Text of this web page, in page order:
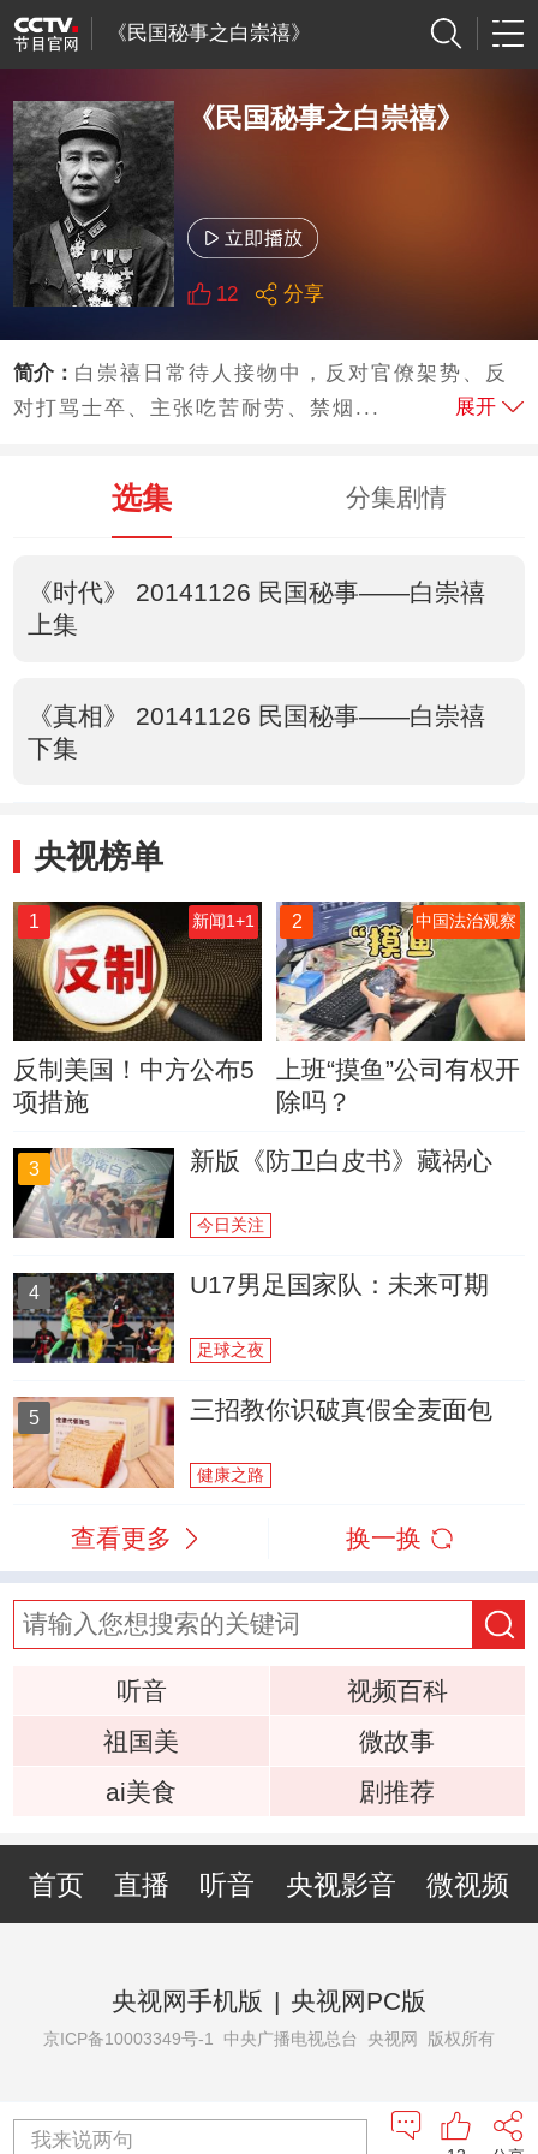
《民国秘事之白崇禧》
《民国秘事之白崇禧》
12 分享
简介： 白崇禧日常待人接物中，反对官僚架势、反
对打骂士卒、主张吃苦耐劳、禁烟...
展开
选集 分集剧情
《时代》 20141126 民国秘事——白崇禧
上集
《真相》 20141126 民国秘事——白崇禧
下集
央视榜单
1 新闻1+1
反制美国！中方公布5
项措施
2 中国法治观察
上班“摸鱼”公司有权开
除吗？
3 新版《防卫白皮书》藏祸心
今日关注
4 U17男足国家队：未来可期
足球之夜
5 三招教你识破真假全麦面包
健康之路
查看更多 换一换
听音
视频百科
祖国美
微故事
ai美食
剧推荐
首页 直播 听音 央视影音 微视频
央视网手机版 | 央视网PC版
京ICP备10003349号-1 中央广播电视总台 央视网 版权所有
我来说两句